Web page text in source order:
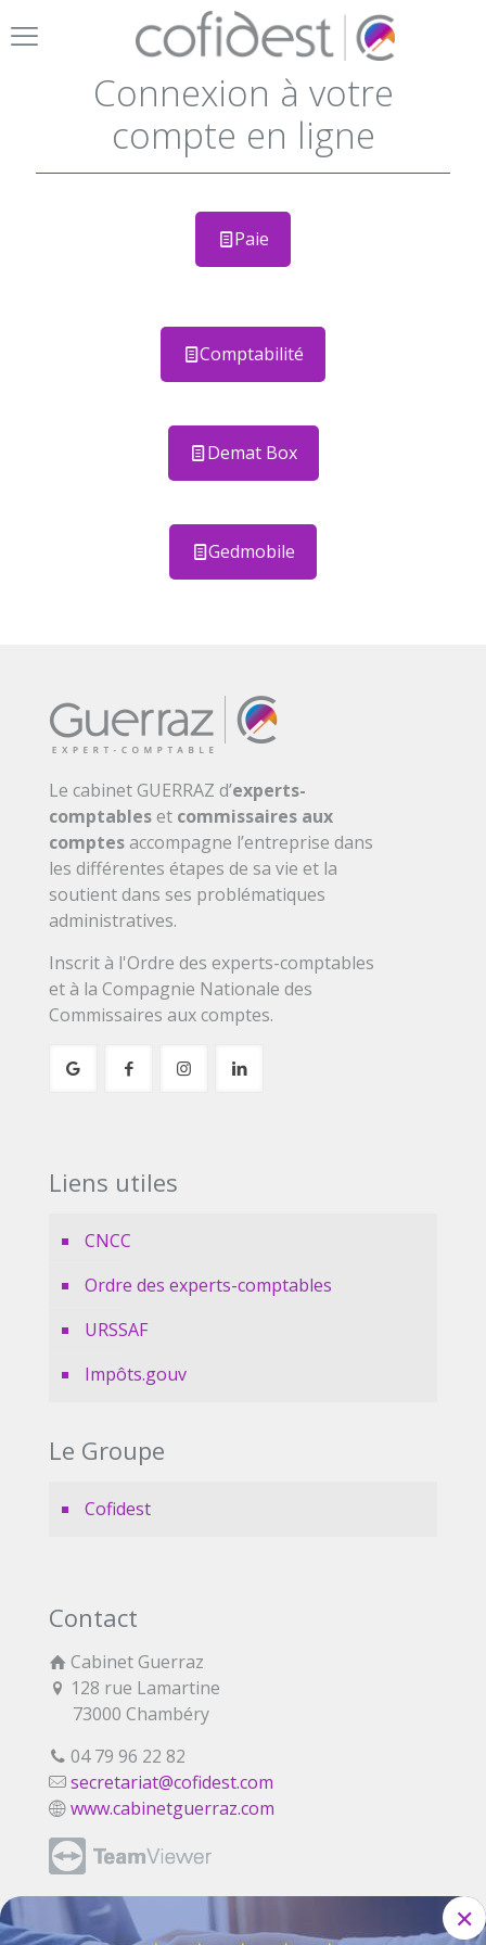
Connexion à votre
compte en ligne
Paie
Comptabilité
Demat Box
Gedmobile
Le cabinet GUERRAZ d’experts-
comptableset commissaires aux
comptesaccompagne l’entreprise dans
les différentes étapes de sa vie et la
soutient dans ses problématiques
administratives.
Inscrit à l'Ordre des experts-comptables
et à la Compagnie Nationale des
Commissaires aux comptes.
Liens utiles
CNCC
Ordre des experts-comptables
URSSAF
Impôts.gouv
Le Groupe
Cofidest
Contact
Cabinet Guerraz
128 rue Lamartine
73000 Chambéry
04 79 96 22 82
secretariat@cofidest.com
www.cabinetguerraz.com
✕